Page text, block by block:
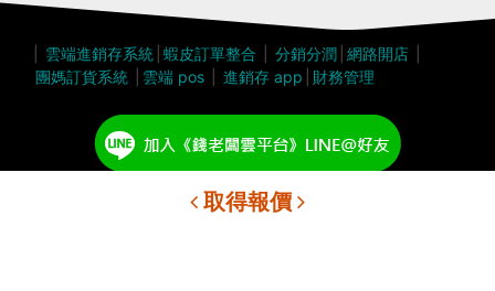
雲端進銷存系統 蝦皮訂單整合 分銷分潤 網路開店
團媽訂貨系統
雲端 pos 進銷存 app 財務管理
© 2018 錢老闆雲端平台 All Rights Reserved.
取得報價